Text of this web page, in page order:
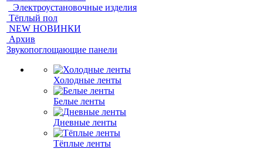
Электроустановочные изделия
Тёплый пол
NEW НОВИНКИ
Архив
Звукопоглощающие панели
Холодные ленты
Белые ленты
Дневные ленты
Тёплые ленты